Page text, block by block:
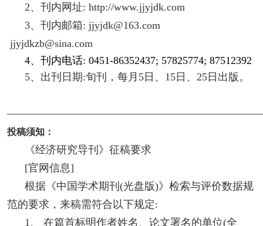
2、刊内网址: http://www.jjyjdk.com
3、刊内邮箱: jjyjdk@163.com
jjyjdkzb@sina.com
4、刊内电话: 0451-86352437; 57825774; 87512392
5、出刊日期:旬刊，每月5日、15日、25日出版。
投稿须知：
《经济研究导刊》征稿要求
[官网信息]
根据《中国学术期刊(光盘版)》检索与评价数据规
范的要求，来稿需符合以下规定:
1、 在篇首标明作者姓名、论文署名的单位(全